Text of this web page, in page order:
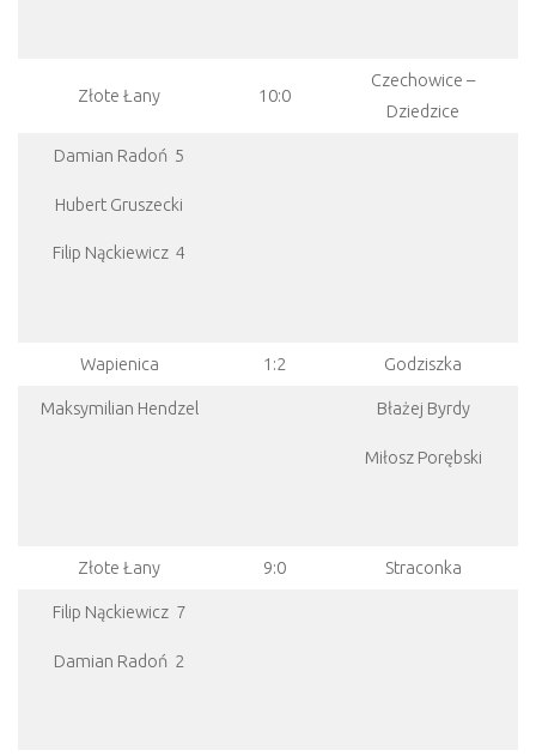
Złote Łany 10:0
Czechowice –
Dziedzice
Damian Radoń 5
Hubert Gruszecki
Filip Nąckiewicz 4
Wapienica 1:2 Godziszka
Maksymilian Hendzel Błażej Byrdy
Miłosz Porębski
Złote Łany 9:0 Straconka
Filip Nąckiewicz 7
Damian Radoń 2